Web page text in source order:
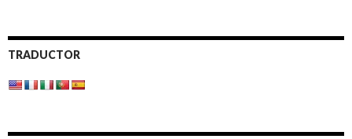
TRADUCTOR